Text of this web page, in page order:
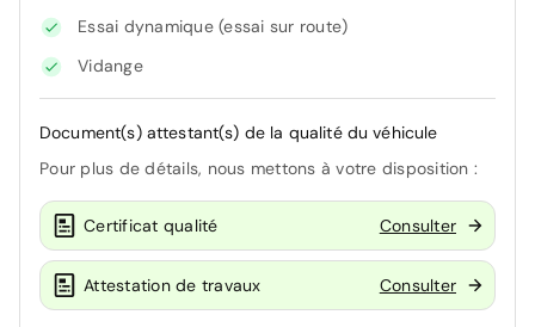
Essai dynamique (essai sur route)
Vidange
Document(s) attestant(s) de la qualité du véhicule
Pour plus de détails, nous mettons à votre disposition :
Certificat qualité Consulter
Attestation de travaux Consulter